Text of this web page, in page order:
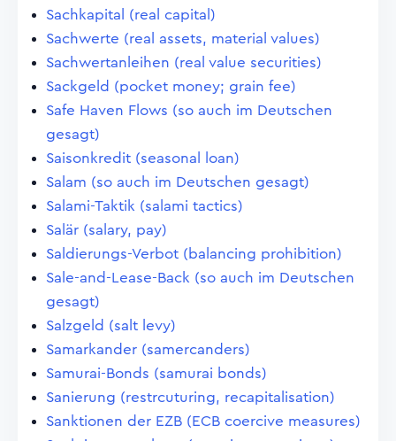
Sachkapital (real capital)
Sachwerte (real assets, material values)
Sachwertanleihen (real value securities)
Sackgeld (pocket money; grain fee)
Safe Haven Flows (so auch im Deutschen
gesagt)
Saisonkredit (seasonal loan)
Salam (so auch im Deutschen gesagt)
Salami-Taktik (salami tactics)
Salär (salary, pay)
Saldierungs-Verbot (balancing prohibition)
Sale-and-Lease-Back (so auch im Deutschen
gesagt)
Salzgeld (salt levy)
Samarkander (samercanders)
Samurai-Bonds (samurai bonds)
Sanierung (restrcuturing, recapitalisation)
Sanktionen der EZB (ECB coercive measures)